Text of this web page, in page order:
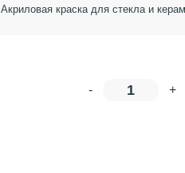
Акриловая краска для стекла и
- +